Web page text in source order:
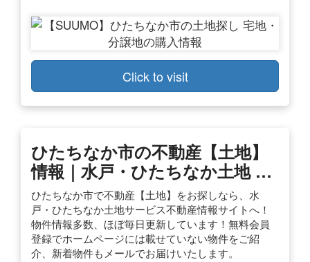
Click to visit
ひたちなか市の不動産【土地】
情報｜水戸・ひたちなか土地 …
ひたちなか市で不動産【土地】をお探しなら、水
戸・ひたちなか土地サービス不動産情報サイトへ！
物件情報多数、ほぼ毎日更新しています！無料会員
登録でホームページには載せていない物件をご紹
介、新着物件もメールでお届けいたします。